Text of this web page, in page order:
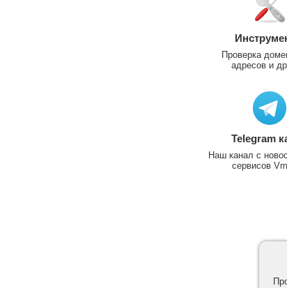
Проверка
адресов и
Telegram
Наш канал с
сервисов